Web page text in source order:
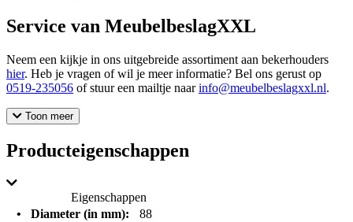
Service van MeubelbeslagXXL
Neem een kijkje in ons uitgebreide assortiment aan bekerhouders
hier. Heb je vragen of wil je meer informatie? Bel ons gerust op
0519-235056 of stuur een mailtje naarinfo@meubelbeslagxxl.nl.
Toon meer
Producteigenschappen
Eigenschappen
•
Diameter (in mm):
88